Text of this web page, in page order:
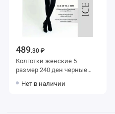
489.30 ₽
Колготки женские 5
размер 240 ден черные
Нет в наличии